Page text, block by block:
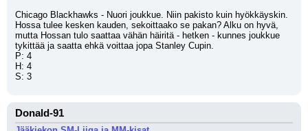
Chicago Blackhawks - Nuori joukkue. Niin pakisto kuin hyökkäyskin.
Hossa tulee kesken kauden, sekoittaako se pakan? Alku on hyvä,
mutta Hossan tulo saattaa vähän häiritä - hetken - kunnes joukkue
tykittää ja saatta ehkä voittaa jopa Stanley Cupin.
P: 4
H: 4
S: 3
Donald-91